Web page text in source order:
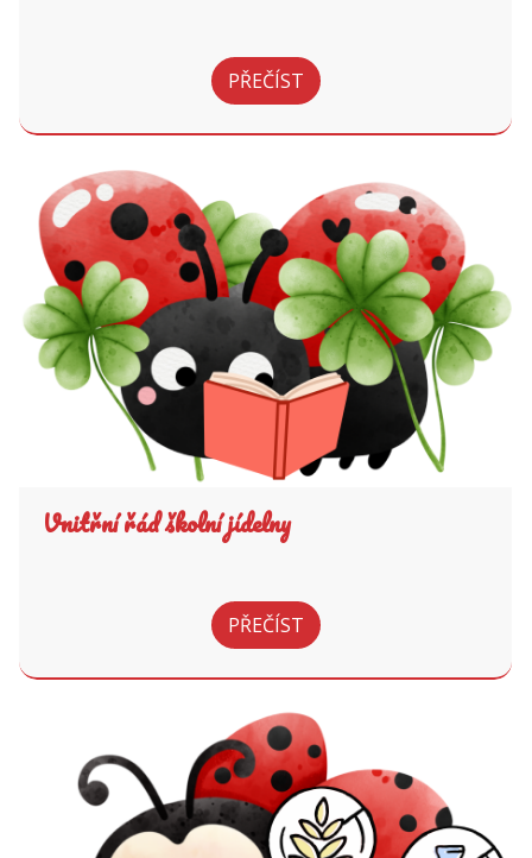
PŘEČÍST
Vnitřní řád školní jídelny
PŘEČÍST